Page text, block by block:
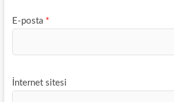
E-posta *
İnternet sitesi